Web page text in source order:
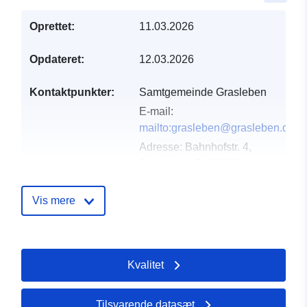
Oprettet: 11.03.2026
Opdateret: 12.03.2026
Kontaktpunkter:
Samtgemeinde Grasleben
E-mail:
mailto:grasleben@grasleben.de
Adresse: Bahnhofstr. 4,
kataloger:
Tilføjet til data.europa.eu:
March 2026
Opdateret på data.europa.eu:
Vis mere
Kvalitet